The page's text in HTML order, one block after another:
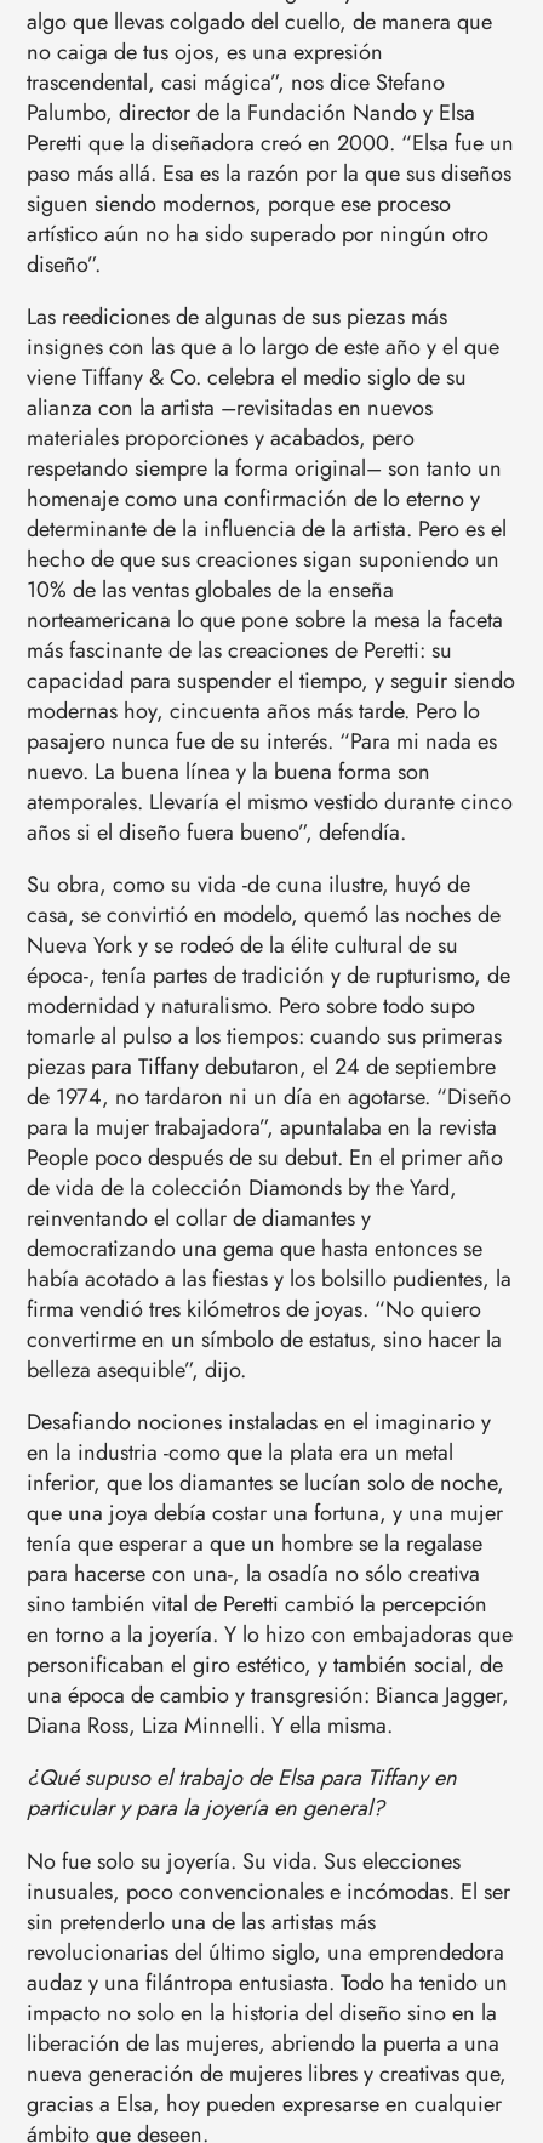
algo que llevas colgado del cuello, de manera que
no caiga de tus ojos, es una expresión
trascendental, casi mágica”, nos dice Stefano
Palumbo, director de la Fundación Nando y Elsa
Peretti que la diseñadora creó en 2000. “Elsa fue un
paso más allá. Esa es la razón por la que sus diseños
siguen siendo modernos, porque ese proceso
artístico aún no ha sido superado por ningún otro
diseño”.
Las reediciones de algunas de sus piezas más
insignes con las que a lo largo de este año y el que
viene Tiffany & Co. celebra el medio siglo de su
alianza con la artista –revisitadas en nuevos
materiales proporciones y acabados, pero
respetando siempre la forma original– son tanto un
homenaje como una confirmación de lo eterno y
determinante de la influencia de la artista. Pero es el
hecho de que sus creaciones sigan suponiendo un
10% de las ventas globales de la enseña
norteamericana lo que pone sobre la mesa la faceta
más fascinante de las creaciones de Peretti: su
capacidad para suspender el tiempo, y seguir siendo
modernas hoy, cincuenta años más tarde. Pero lo
pasajero nunca fue de su interés. “Para mi nada es
nuevo. La buena línea y la buena forma son
atemporales. Llevaría el mismo vestido durante cinco
años si el diseño fuera bueno”, defendía.
Su obra, como su vida -de cuna ilustre, huyó de
casa, se convirtió en modelo, quemó las noches de
Nueva York y se rodeó de la élite cultural de su
época-, tenía partes de tradición y de rupturismo, de
modernidad y naturalismo. Pero sobre todo supo
tomarle al pulso a los tiempos: cuando sus primeras
piezas para Tiffany debutaron, el 24 de septiembre
de 1974, no tardaron ni un día en agotarse. “Diseño
para la mujer trabajadora”, apuntalaba en la revista
People poco después de su debut. En el primer año
de vida de la colección Diamonds by the Yard,
reinventando el collar de diamantes y
democratizando una gema que hasta entonces se
había acotado a las fiestas y los bolsillo pudientes, la
firma vendió tres kilómetros de joyas. “No quiero
convertirme en un símbolo de estatus, sino hacer la
belleza asequible”, dijo.
Desafiando nociones instaladas en el imaginario y
en la industria -como que la plata era un metal
inferior, que los diamantes se lucían solo de noche,
que una joya debía costar una fortuna, y una mujer
tenía que esperar a que un hombre se la regalase
para hacerse con una-, la osadía no sólo creativa
sino también vital de Peretti cambió la percepción
en torno a la joyería. Y lo hizo con embajadoras que
personificaban el giro estético, y también social, de
una época de cambio y transgresión: Bianca Jagger,
Diana Ross, Liza Minnelli. Y ella misma.
¿Qué supuso el trabajo de Elsa para Tiffany en
particular y para la joyería en general?
No fue solo su joyería. Su vida. Sus elecciones
inusuales, poco convencionales e incómodas. El ser
sin pretenderlo una de las artistas más
revolucionarias del último siglo, una emprendedora
audaz y una filántropa entusiasta. Todo ha tenido un
impacto no solo en la historia del diseño sino en la
liberación de las mujeres, abriendo la puerta a una
nueva generación de mujeres libres y creativas que,
gracias a Elsa, hoy pueden expresarse en cualquier
ámbito que deseen.